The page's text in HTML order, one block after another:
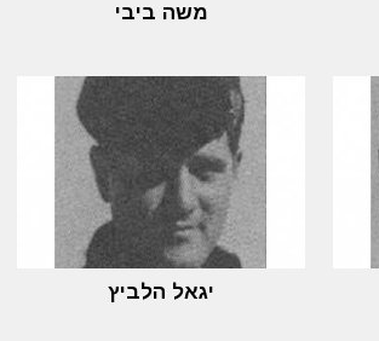
משה ביבי
יגאל הלביץ